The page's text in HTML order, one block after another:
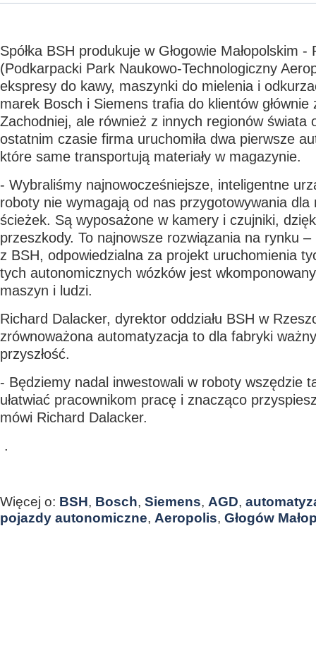
Spółka BSH produkuje w Głogowie Małopolskim -
(Podkarpacki Park Naukowo-Technologiczny
ekspresy do kawy, maszynki do mielenia i
marek Bosch i Siemens trafia do klientów głównie
Zachodniej, ale również z innych regionów świata
ostatnim czasie firma uruchomiła dwa pierwsze
które same transportują materiały w magazynie.
- Wybraliśmy najnowocześniejsze, inteligentne
roboty nie wymagają od nas przygotowywania dla
ścieżek. Są wyposażone w kamery i czujniki,
przeszkody. To najnowsze rozwiązania na rynku
z BSH, odpowiedzialna za projekt uruchomienia
tych autonomicznych wózków jest
maszyn i ludzi.
Richard Dalacker, dyrektor oddziału BSH w
zrównoważona automatyzacja to dla fabryki
przyszłość.
- Będziemy nadal inwestowali w roboty wszędzie
ułatwiać pracownikom pracę i znacząco
mówi Richard Dalacker.
.
Więcej o: BSH, Bosch, Siemens, AGD,
pojazdy autonomiczne, Aeropolis, Głogów